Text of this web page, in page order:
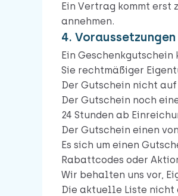
Ein Vertrag kommt erst
annehmen.
4.
Ein
Sie rechtmäßiger
Der Gutschein nicht
Der Gutschein noch
24 Stunden ab
Der Gutschein einen
Es sich um einen
Rabattcodes oder
Wir behalten uns vor,
Die aktuelle Liste nicht